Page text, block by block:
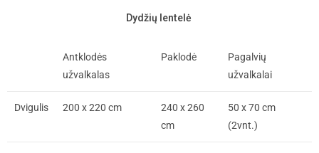
Dydžių lentelė
Antklodės
užvalkalas
Paklodė
Pagalvių
užvalkalai
Dvigulis 200 x 220 cm
240 x 260
cm
50 x 70 cm
(2vnt.)